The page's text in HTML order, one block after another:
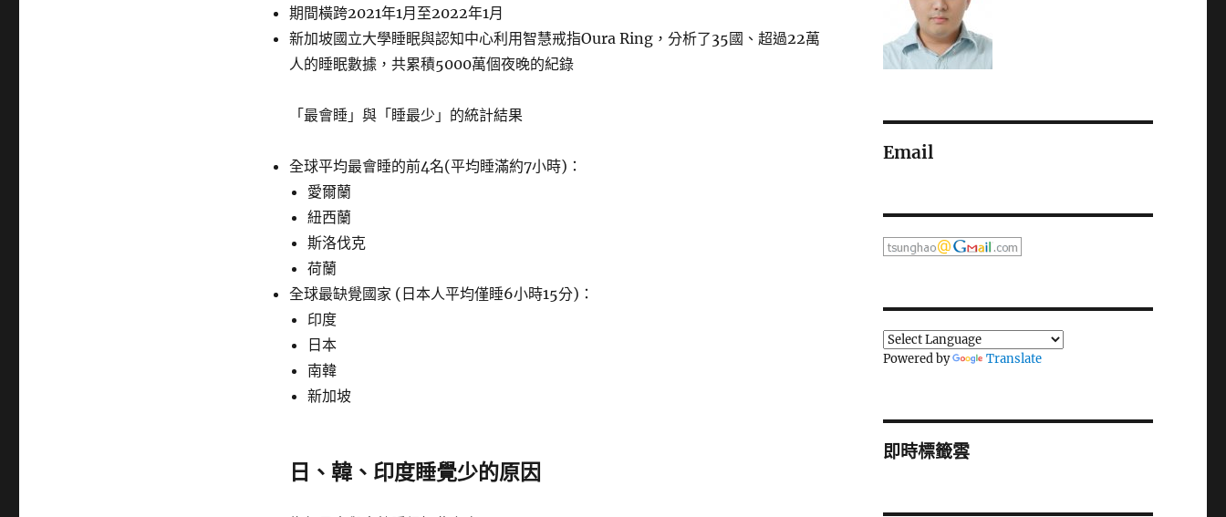
期間橫跨2021年1月至2022年1月
新加坡國立大學睡眠與認知中心利用智慧戒指Oura Ring，分析了35國、超過22萬
人的睡眠數據，共累積5000萬個夜晚的紀錄
「最會睡」與「睡最少」的統計結果
全球平均最會睡的前4名(平均睡滿約7小時)：
愛爾蘭
紐西蘭
斯洛伐克
荷蘭
全球最缺覺國家 (日本人平均僅睡6小時15分)：
印度
日本
南韓
新加坡
日、韓、印度睡覺少的原因
Email
Powered by Translate
即時標籤雲